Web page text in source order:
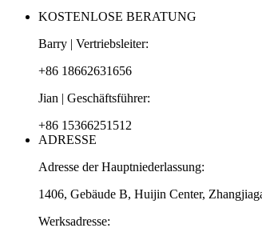
KOSTENLOSE BERATUNG
Barry | Vertriebsleiter:
+86 18662631656
Jian | Geschäftsführer:
+86 15366251512
ADRESSE
Adresse der Hauptniederlassung:
1406, Gebäude B, Huijin Center,
Werksadresse: